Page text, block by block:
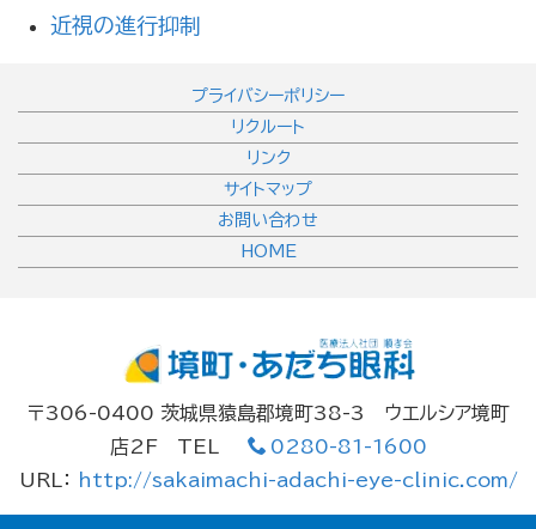
近視の進行抑制
プライバシーポリシー
リクルート
リンク
サイトマップ
お問い合わせ
HOME
〒306-0400 茨城県猿島郡境町38-3 ウエルシア境町
店2F TEL
0280-81-1600
URL：
http://sakaimachi-adachi-eye-clinic.com/